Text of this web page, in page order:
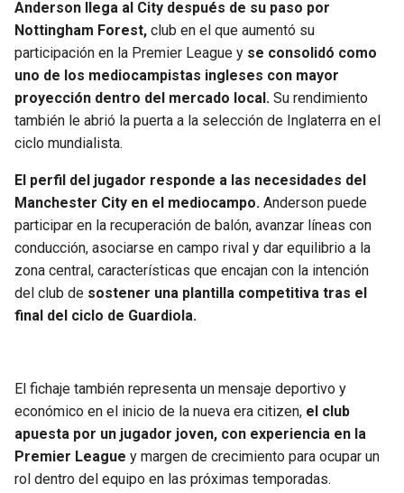
Anderson llega al City después de su paso por
Nottingham Forest, club en el que aumentó su
participación en la Premier League y se consolidó como
uno de los mediocampistas ingleses con mayor
proyección dentro del mercado local. Su rendimiento
también le abrió la puerta a la selección de Inglaterra en el
ciclo mundialista.
El perfil del jugador responde a las necesidades del
Manchester City en el mediocampo. Anderson puede
participar en la recuperación de balón, avanzar líneas con
conducción, asociarse en campo rival y dar equilibrio a la
zona central, características que encajan con la intención
del club de sostener una plantilla competitiva tras el
final del ciclo de Guardiola.
El fichaje también representa un mensaje deportivo y
económico en el inicio de la nueva era citizen, el club
apuesta por un jugador joven, con experiencia en la
Premier League y margen de crecimiento para ocupar un
rol dentro del equipo en las próximas temporadas.